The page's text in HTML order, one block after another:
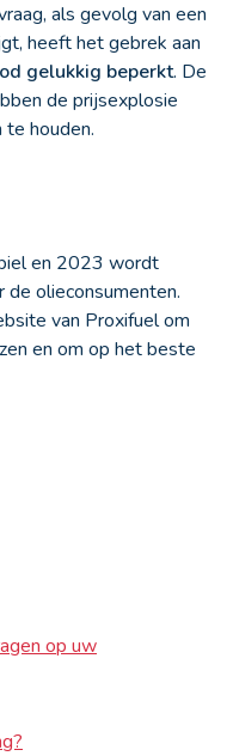
als gevolg van een
heeft het gebrek aan
gelukkig beperkt. De
de prijsexplosie
houden.
en 2023 wordt
de olieconsumenten.
van Proxifuel om
en om op het beste
op uw